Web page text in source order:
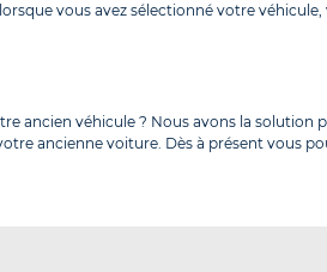
vous avez sélectionné votre
ancien véhicule ? Nous avons la
ancienne voiture. Dès à présent vous